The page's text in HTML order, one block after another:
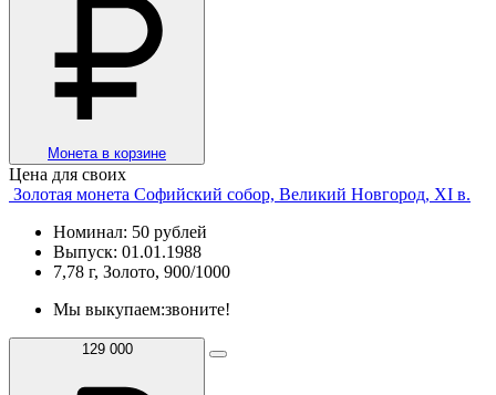
Монета в корзине
Цена для своих
Золотая монета Софийский собор, Великий Новгород, XI в.
Номинал: 50 рублей
Выпуск: 01.01.1988
7,78 г, Золото, 900/1000
Мы выкупаем:звоните!
129 000